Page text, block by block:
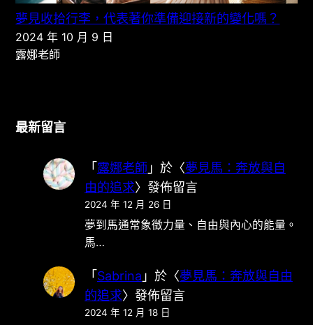
夢見收拾行李，代表著你準備迎接新的變化嗎？
2024 年 10 月 9 日
露娜老師
最新留言
「 露娜老師 」於〈夢見馬：奔放與自
由的追求〉發佈留言
2024 年 12 月 26 日
夢到馬通常象徵力量、自由與內心的能量。
馬…
「Sabrina 」於〈夢見馬：奔放與自由
的追求〉發佈留言
2024 年 12 月 18 日